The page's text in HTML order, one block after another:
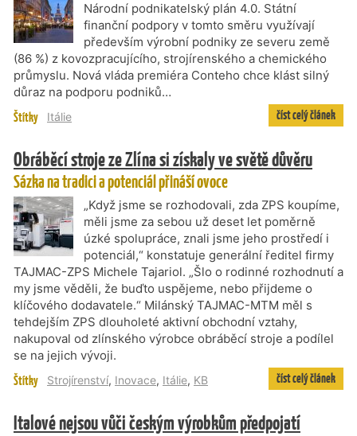
Národní podnikatelský plán 4.0. Státní
finanční podpory v tomto směru využívají
především výrobní podniky ze severu země
(86 %) z kovozpracujícího, strojírenského a chemického
průmyslu. Nová vláda premiéra Conteho chce klást silný
důraz na podporu podniků…
Štítky Itálie číst celý článek
Obráběcí stroje ze Zlína si získaly ve světě důvěru
Sázka na tradici a potenciál přináší ovoce
„Když jsme se rozhodovali, zda ZPS koupíme,
měli jsme za sebou už deset let poměrně
úzké spolupráce, znali jsme jeho prostředí i
potenciál,“ konstatuje generální ředitel firmy
TAJMAC-ZPS Michele Tajariol. „Šlo o rodinné rozhodnutí a
my jsme věděli, že buďto uspějeme, nebo přijdeme o
klíčového dodavatele.“ Milánský TAJMAC-MTM měl s
tehdejším ZPS dlouholeté aktivní obchodní vztahy,
nakupoval od zlínského výrobce obráběcí stroje a podílel
se na jejich vývoji.
Štítky Strojírenství, Inovace, Itálie, KB číst celý článek
Italové nejsou vůči českým výrobkům předpojatí